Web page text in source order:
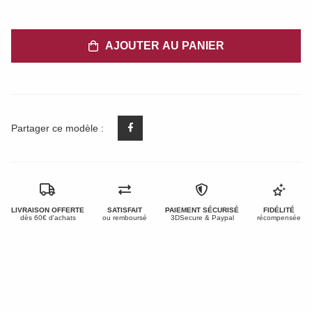
AJOUTER AU PANIER
Partager ce modèle :
LIVRAISON OFFERTE
dès 60€ d'achats
SATISFAIT
ou remboursé
PAIEMENT SÉCURISÉ
3DSecure & Paypal
FIDÉLITÉ
récompensée